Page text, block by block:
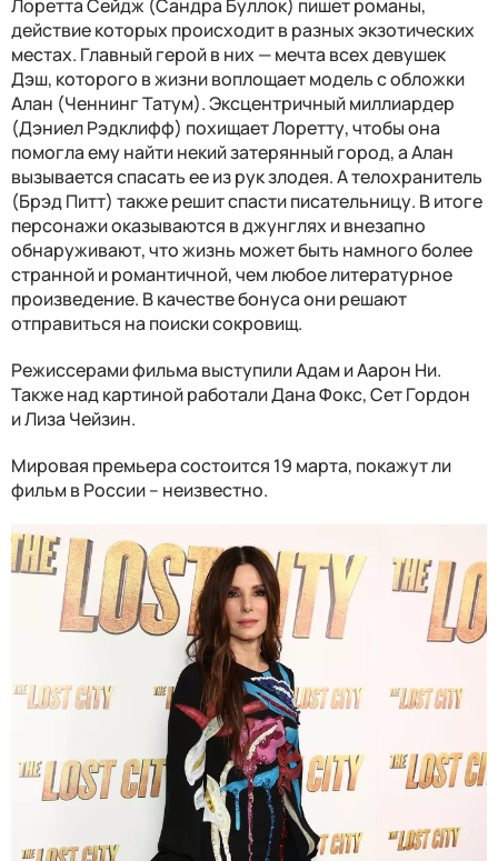
Лоретта Сейдж (Сандра Буллок) пишет романы,
действие которых происходит в разных экзотических
местах. Главный герой в них — мечта всех девушек
Дэш, которого в жизни воплощает модель с обложки
Алан (Ченнинг Татум). Эксцентричный миллиардер
(Дэниел Рэдклифф) похищает Лоретту, чтобы она
помогла ему найти некий затерянный город, а Алан
вызывается спасать ее из рук злодея. А телохранитель
(Брэд Питт) также решит спасти писательницу. В итоге
персонажи оказываются в джунглях и внезапно
обнаруживают, что жизнь может быть намного более
странной и романтичной, чем любое литературное
произведение. В качестве бонуса они решают
отправиться на поиски сокровищ.
Режиссерами фильма выступили Адам и Аарон Ни.
Также над картиной работали Дана Фокс, Сет Гордон
и Лиза Чейзин.
Мировая премьера состоится 19 марта, покажут ли
фильм в России – неизвестно.